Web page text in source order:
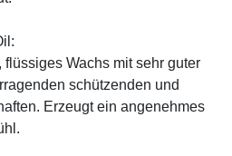
Wachs mit sehr guter
schützenden und
Erzeugt ein angenehmes